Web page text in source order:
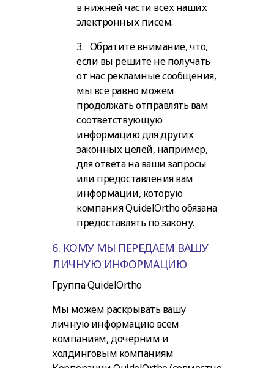
в нижней части всех наших
электронных писем.
3. Обратите внимание, что,
если вы решите не получать
от нас рекламные сообщения,
мы все равно можем
продолжать отправлять вам
соответствующую
информацию для других
законных целей, например,
для ответа на ваши запросы
или предоставления вам
информации, которую
компания QuidelOrtho обязана
предоставлять по закону.
6. КОМУ МЫ ПЕРЕДАЕМ ВАШУ
ЛИЧНУЮ ИНФОРМАЦИЮ
Группа QuidelOrtho
Мы можем раскрывать вашу
личную информацию всем
компаниям, дочерним и
холдинговым компаниям